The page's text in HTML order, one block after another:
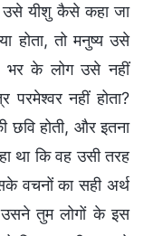
यीशु कैसे कहा जा
होता, तो मनुष्य उसे
भर के लोग उसे नहीं
परमेश्वर नहीं होता?
छवि होती, और इतना
था कि वह उसी तरह
वचनों का सही अर्थ
उसने तुम लोगों के इस